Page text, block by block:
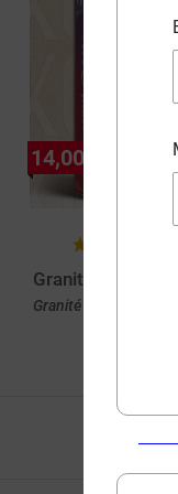
Granité Rouge
Granité - Fraise -
14,00 €